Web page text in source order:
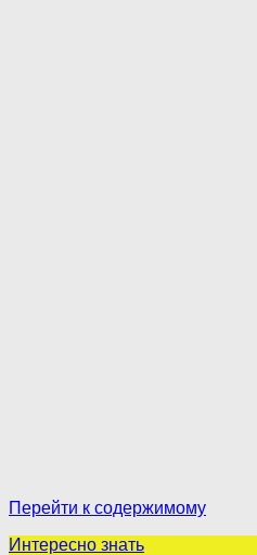
Перейти к содержимому
Интересно знать